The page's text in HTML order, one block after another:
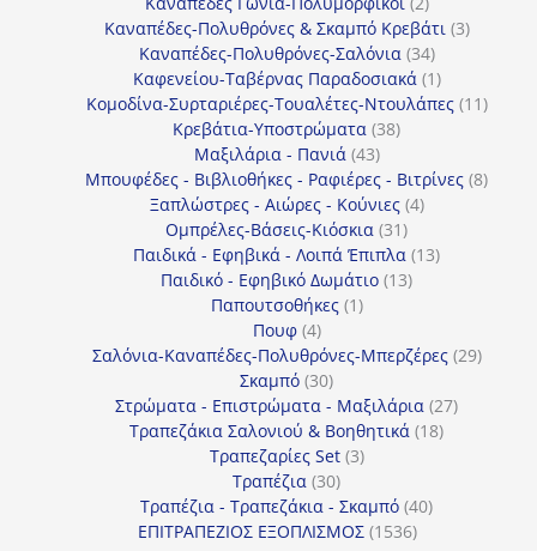
προϊόντα
Καναπέδες-Πολυθρόνες & Σκαμπό Κρεβάτι 33
Καναπέδες-Πολυθρόνες-Σαλόνια 3434
προϊόντα
Καφενείου-Ταβέρνας Παραδοσιακά 11
προϊόν
Κομοδίνα-Συρταριέρες-Τουαλέτες-Ντουλάπες 1111
Κρεβάτια-Υποστρώματα 3838
Μαξιλάρια - Πανιά 4343
προϊόντα
Μπουφέδες - Βιβλιοθήκες - Ραφιέρες - Βιτρίνες 88
Ξαπλώστρες - Αιώρες - Κούνιες 44
Ομπρέλες-Βάσεις-Κιόσκια 3131
προϊόντα
Παιδικά - Εφηβικά - Λοιπά Έπιπλα 1313
Παιδικό - Εφηβικό Δωμάτιο 1313
Παπουτσοθήκες 11
Πουφ 44
προϊόντα
Σαλόνια-Καναπέδες-Πολυθρόνες-Μπερζέρες 2929
Σκαμπό 3030
προϊόντα
Στρώματα - Επιστρώματα - Μαξιλάρια 2727
Τραπεζάκια Σαλονιού & Βοηθητικά 1818
Τραπεζαρίες Set 33
Τραπέζια 3030
προϊόντα
Τραπέζια - Τραπεζάκια - Σκαμπό 4040
ΕΠΙΤΡΑΠΕΖΙΟΣ ΕΞΟΠΛΙΣΜΟΣ 15361536